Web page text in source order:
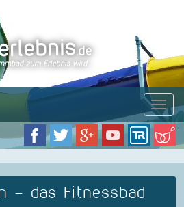
Menü
- das Fitnessbad